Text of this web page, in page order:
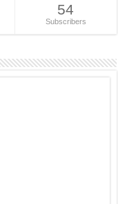
54
Subscribers